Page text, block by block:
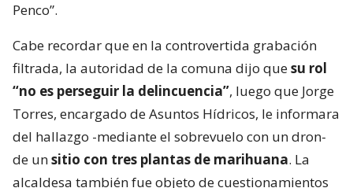
Penco”.
Cabe recordar que en la controvertida grabación
filtrada, la autoridad de la comuna dijo quesu rol
“no es perseguir la delincuencia”, luego que Jorge
Torres, encargado de Asuntos Hídricos, le informara
del hallazgo -mediante el sobrevuelo con un dron-
de unsitio con tres plantas de marihuana. La
alcaldesa también fue objeto de cuestionamientos